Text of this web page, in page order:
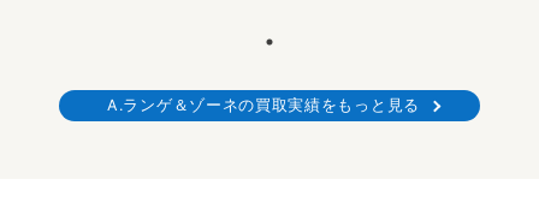
A.ランゲ＆ゾーネの買取実績をもっと見る